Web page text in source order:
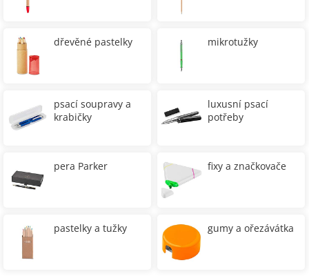
dřevěné pastelky mikrotužky
psací soupravy a
krabičky
luxusní psací
potřeby
pera Parker fixy a značkovače
pastelky a tužky gumy a ořezávátka